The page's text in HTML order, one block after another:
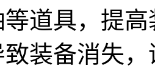
道具，提
装备消失